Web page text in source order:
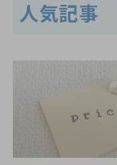
人気記事